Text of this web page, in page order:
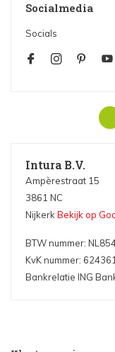
Socialmedia
Socials
Intura B.V.
Ampèrestraat 15
3861 NC
Nijkerk Bekijk op
BTW nummer:
KvK nummer:
Bankrelatie ING